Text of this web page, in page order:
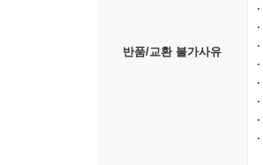
반품/교환 불가사유